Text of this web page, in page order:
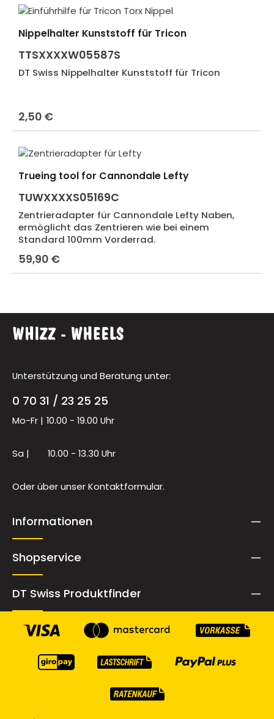
Nippelhalter Kunststoff für Tricon
TTSXXXXW05587S
DT Swiss Nippelhalter Kunststoff für Tricon
Regulärer Preis:
2,50 €
Trueing tool for Cannondale Lefty
TUWXXXXS05169C
Zentrieradapter für Cannondale Lefty Naben,
ermöglicht das Zentrieren wie bei einem
Standard 100mm Vorderrad.
Regulärer Preis:
59,90 €
Unterstützung und Beratung unter:
0 70 31 / 23 25 25
Mo-Fr | 10.00 - 19.00 Uhr
Sa | 10.00 - 13.30 Uhr
Oder über unserKontaktformular.
Informationen
Shopservice
DT Swiss Produktfinder